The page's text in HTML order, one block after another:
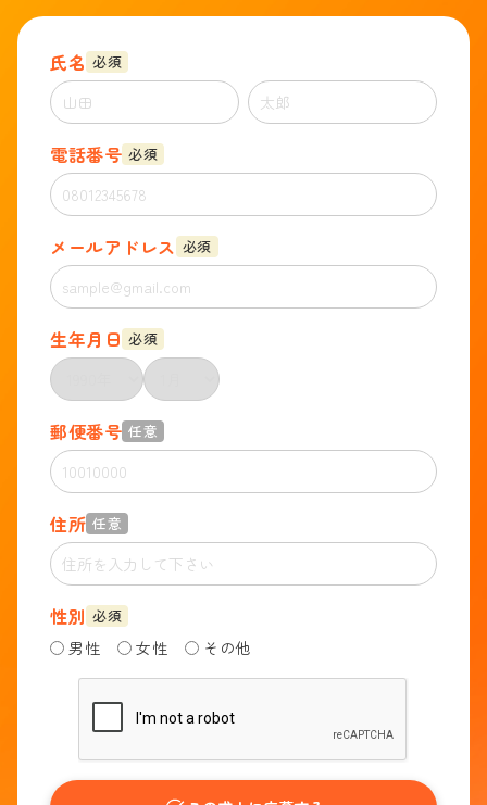
氏名 必須
電話番号 必須
メールアドレス 必須
生年月日 必須
郵便番号 任意
住所 任意
性別 必須
男性 女性 その他